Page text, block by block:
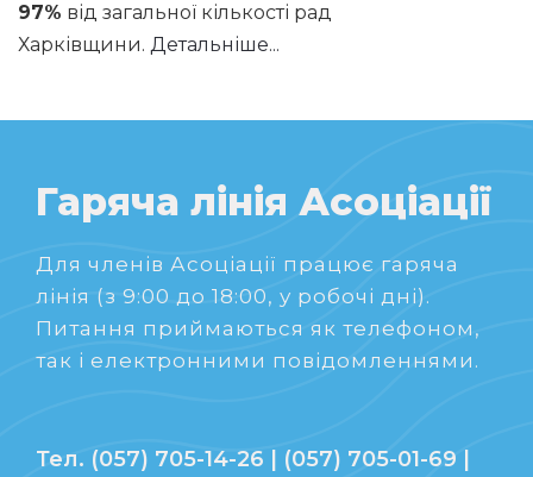
97% від загальної кількості рад
Харківщини. Детальніше...
Гаряча лінія Асоціації
Для членів Асоціації працює гаряча
лінія (з 9:00 до 18:00, у робочі дні).
Питання приймаються як телефоном,
так і електронними повідомленнями.
Тел. (057) 705-14-26 | (057) 705-01-69 |